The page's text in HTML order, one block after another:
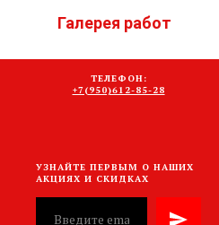
Галерея работ
ТЕЛЕФОН:
+7(950)612-85-28
УЗНАЙТЕ ПЕРВЫМ О НАШИХ
АКЦИЯХ И СКИДКАХ